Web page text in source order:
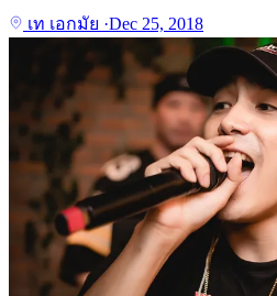
เท เอกมัย ·Dec 25, 2018